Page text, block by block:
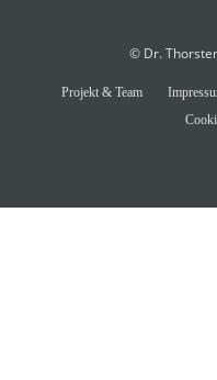
© Dr.
Projekt & Team